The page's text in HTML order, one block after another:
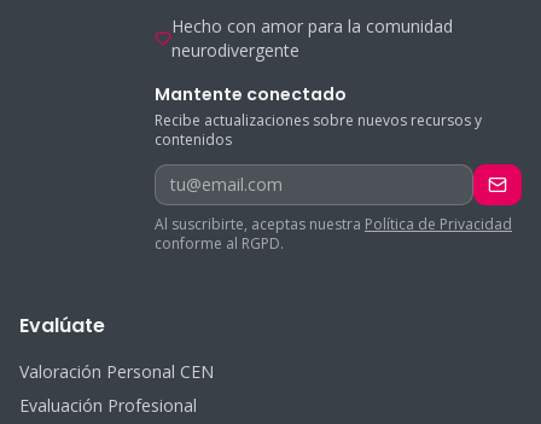
Hecho con amor para la comunidad
neurodivergente
Mantente conectado
Recibe actualizaciones sobre nuevos recursos y
contenidos
tu@email.com
Al suscribirte, aceptas nuestra Política de Privacidad
conforme al RGPD.
Evalúate
Valoración Personal CEN
Evaluación Profesional